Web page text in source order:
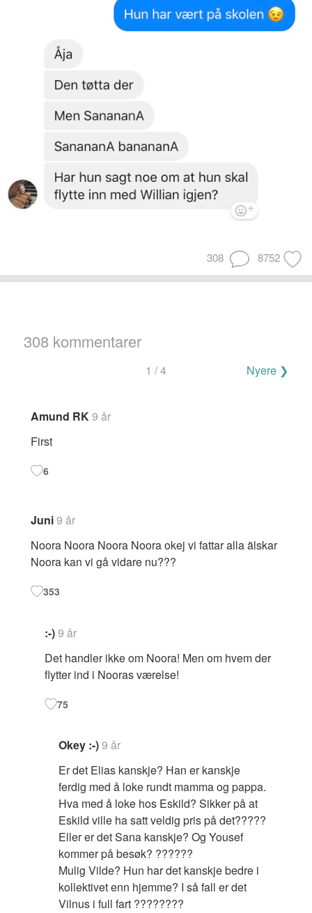
308 8752
308 kommentarer
kommentarer
1 / 4 Nyere ❯
Amund RK9 år
First
6
Juni9 år
Noora Noora Noora Noora okej vi fattar alla älskar
Noora kan vi gå vidare nu???
353
:-)9 år
Det handler ikke om Noora! Men om hvem der
flytter ind i Nooras værelse!
75
Okey :-)9 år
Er det Elias kanskje? Han er kanskje
ferdig med å loke rundt mamma og pappa.
Hva med å loke hos Eskild? Sikker på at
Eskild ville ha satt veldig pris på det?????
Eller er det Sana kanskje? Og Yousef
kommer på besøk? ??????
Mulig Vilde? Hun har det kanskje bedre i
kollektivet enn hjemme? I så fall er det
Vilnus i full fart ????????